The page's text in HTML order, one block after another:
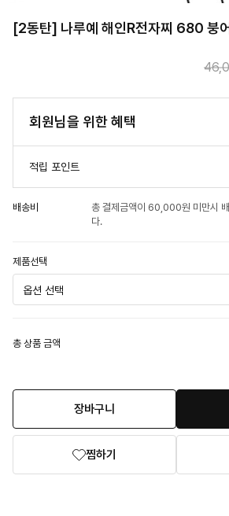
[2동탄] 나루예 해인R전자찌 680 붕
회원님을 위한 혜택
적립 포인트
배송비
총 결제금액이 60,000원 미만시
다.
제품선택
총 상품 금액
장바구니
찜하기